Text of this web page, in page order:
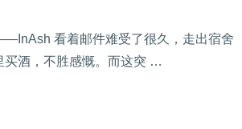
看着邮件难受了很久，走出宿舍
买酒，不胜感慨。而这突 …